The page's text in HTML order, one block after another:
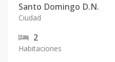
Santo Domingo D.N.
Ciudad
2
Habitaciones